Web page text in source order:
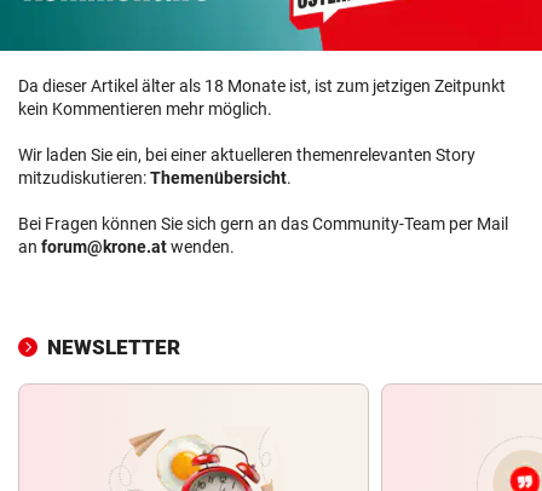
Da dieser Artikel älter als 18 Monate ist, ist zum jetzigen Zeitpunkt
kein Kommentieren mehr möglich.
Wir laden Sie ein, bei einer aktuelleren themenrelevanten Story
mitzudiskutieren:Themenübersicht.
Bei Fragen können Sie sich gern an das Community-Team per Mail
an forum@krone.atwenden.
NEWSLETTER